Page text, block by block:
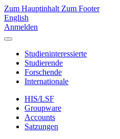
Zum Hauptinhalt Zum Footer
English
Anmelden
Studieninteressierte
Studierende
Forschende
Internationale
HIS/LSF
Groupware
Accounts
Satzungen